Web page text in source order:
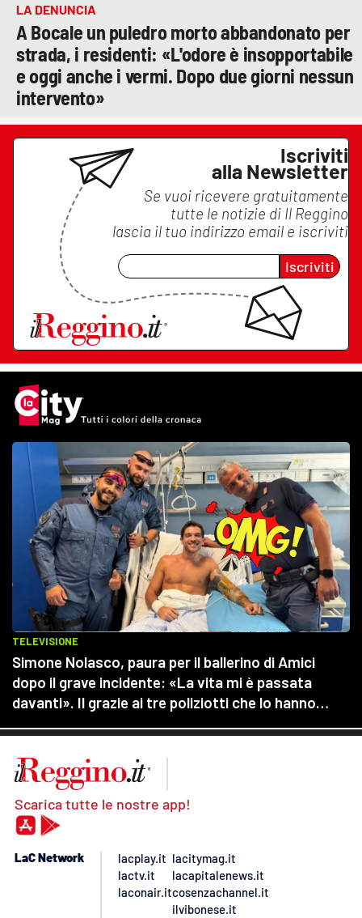
LA DENUNCIA
A Bocale un puledro morto abbandonato per
strada, i residenti: «L'odore è insopportabile
e oggi anche i vermi. Dopo due giorni nessun
intervento»
Iscriviti
alla Newsletter
Se vuoi ricevere gratuitamente
tutte le notizie di Il Reggino
lascia il tuo indirizzo email e iscriviti
Iscriviti
Scarica tutte le nostre app!
LaC Network
lacplay.it
lactv.it
laconair.it
lacitymag.it
lacapitalenews.it
cosenzachannel.it
ilvibonese.it